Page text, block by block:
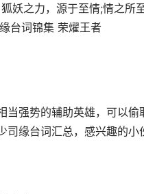
妖之力，源于至情;情之
台词锦集 荣燿王者
当强势的辅助英雄，可以
司缘台词汇总，感兴趣的小